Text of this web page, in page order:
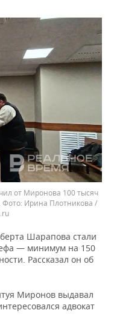
от Миронова 100 тысяч
Ирина Плотникова /
Шарапова стали
— минимум на 150
Рассказал он об
Миронов выдавал
адвокат